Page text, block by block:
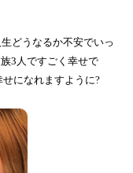
どうなるか不安でいっ
3人ですごく幸せで
になれますように?